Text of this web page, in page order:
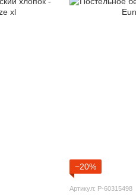
−20%
Артикул: P-60315498